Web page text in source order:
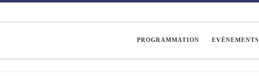
PROGRAMMATION EVÈNEMENTS